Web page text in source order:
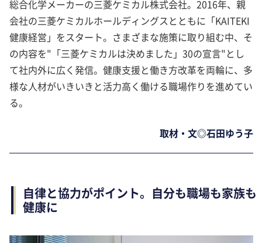
総合化学メーカーの三菱ケミカル株式会社。2016年、親
会社の三菱ケミカルホールディングスとともに「KAITEKI
健康経営」をスタート。さまざまな施策に取り組む中、そ
の内容を"「三菱ケミカルは決めました」30の宣言"とし
て社内外に広く発信。健康支援と働き方改革を両輪に、多
様な人材がいきいきと活力高く働ける職場作りを進めてい
る。
取材・文◎石田ゆう子
自律と協力がポイント。自分も職場も家族も
健康に